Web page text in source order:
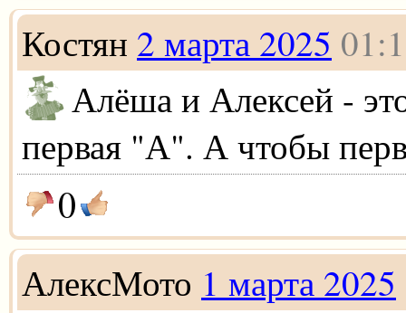
Костян 2 марта 2025
Алёша и Алексей -
первая "А". А чтобы
0
АлексМото 1 марта 2025